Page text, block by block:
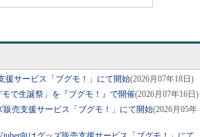
援サービス「ブグモ！」にて開始(2026月07年18日)
で生誕祭」を『ブグモ！』で開催(2026月07年16日)
売支援サービス「ブグモ！」にて開始(2026月05年